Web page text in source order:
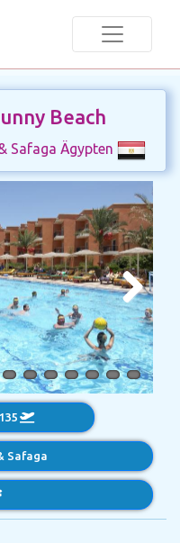
Beach
Safaga Ägypten
Next
Safaga